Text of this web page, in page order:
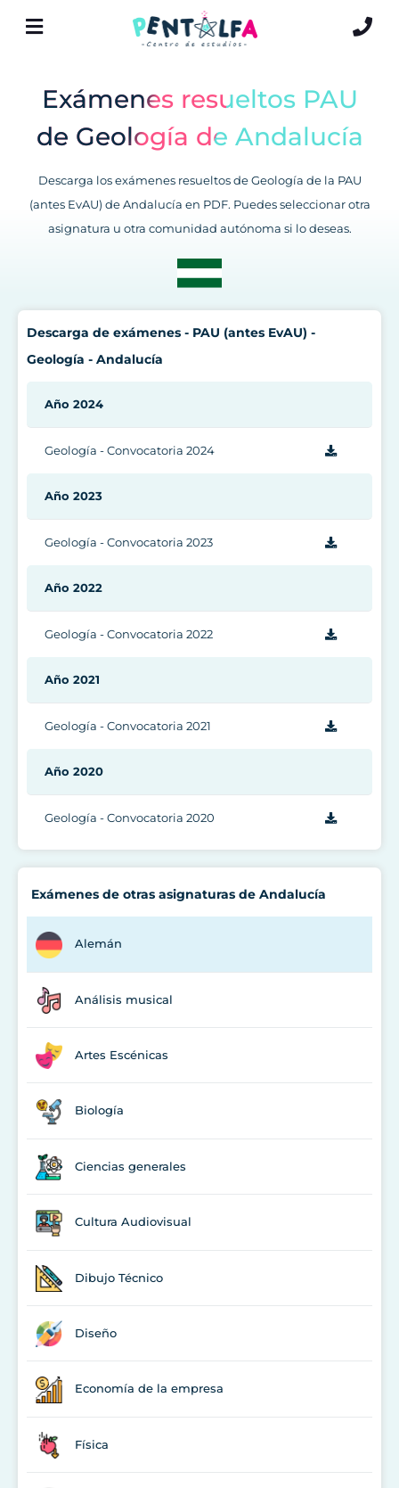
Exámenes resueltos PAU
de Geología de Andalucía
Descarga los exámenes resueltos de Geología de la PAU
(antes EvAU) de Andalucía en PDF. Puedes seleccionar otra
asignatura u otra comunidad autónoma si lo deseas.
Exámenes de otras asignaturas de Andalucía
Alemán
Análisis musical
Artes Escénicas
Biología
Ciencias generales
Cultura Audiovisual
Dibujo Técnico
Diseño
Economía de la empresa
Física
Descarga de exámenes - PAU (antes EvAU) -
Geología - Andalucía
Año 2024
Geología - Convocatoria 2024
Año 2023
Geología - Convocatoria 2023
Año 2022
Geología - Convocatoria 2022
Año 2021
Geología - Convocatoria 2021
Año 2020
Geología - Convocatoria 2020